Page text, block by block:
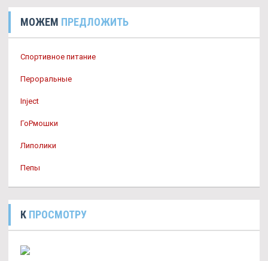
МОЖЕМ ПРЕДЛОЖИТЬ
Спортивное питание
Пероральные
Inject
ГоРмошки
Липолики
Пепы
К ПРОСМОТРУ